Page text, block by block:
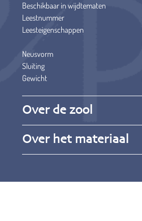
Beschikbaar in wijdtematen
Leestnummer
Leesteigenschappen
Neusvorm
Sluiting
Gewicht
Over de zool
Over het materiaal